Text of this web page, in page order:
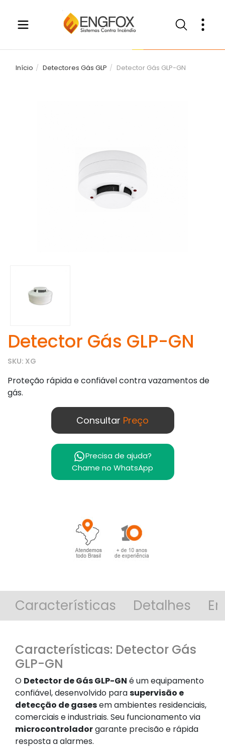
Início Detectores Gás GLP Detector Gás GLP-GN
Detector Gás GLP-GN
SKU: XG
Proteção rápida e confiável contra vazamentos de
gás.
Consultar Preço
Precisa de ajuda?
Chame no WhatsApp
Características Detalhes
Características: Detector Gás
GLP-GN
O Detector de Gás GLP-GN é um equipamento
confiável, desenvolvido parasupervisão e
detecção de gasesem ambientes residenciais,
comerciais e industriais. Seu funcionamento via
microcontroladorgarante precisão e rápida
resposta a alarmes.